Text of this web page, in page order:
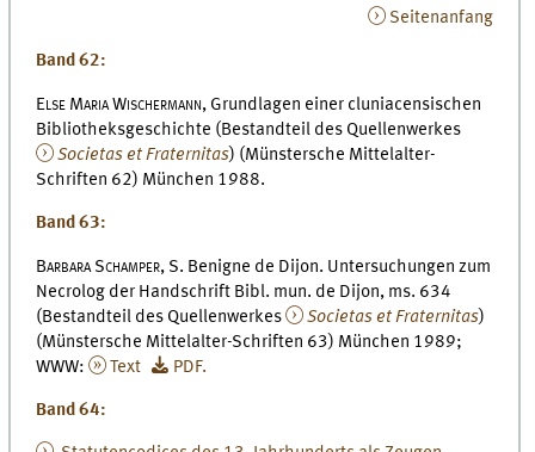
Seitenanfang
Band 62:
Else Maria Wischermann, Grundlagen einer cluniacensischen
Bibliotheksgeschichte (Bestandteil des Quellenwerkes
Societas et Fraternitas) (Münstersche Mittelalter-
Schriften 62) München 1988.
Band 63:
Barbara Schamper, S. Benigne de Dijon. Untersuchungen zum
Necrolog der Handschrift Bibl. mun. de Dijon, ms. 634
(Bestandteil des Quellenwerkes
Societas et Fraternitas)
(Münstersche Mittelalter-Schriften 63) München 1989;
WWW:
Text PDF.
Band 64: